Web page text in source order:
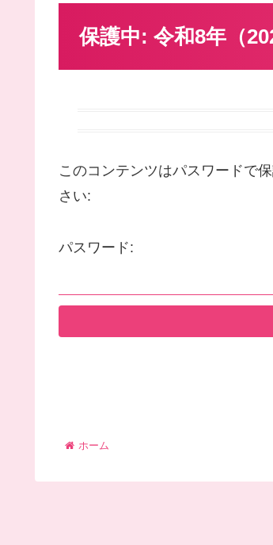
保護中: 令和8年（
このコンテンツはパスワードで
さい:
パスワード:
ホーム